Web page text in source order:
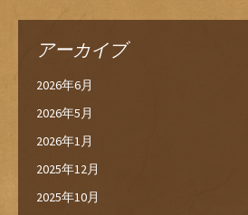
アーカイブ
2026年6月
2026年5月
2026年1月
2025年12月
2025年10月